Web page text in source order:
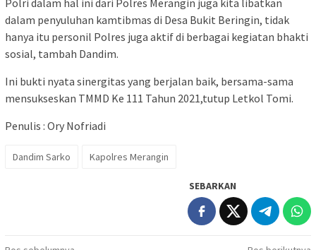
dalam penyuluhan kamtibmas di Desa Bukit Beringin, tidak
hanya itu personil Polres juga aktif di berbagai kegiatan bhakti
sosial, tambah Dandim.
Ini bukti nyata sinergitas yang berjalan baik, bersama-sama
mensukseskan TMMD Ke 111 Tahun 2021,tutup Letkol Tomi.
Penulis : Ory Nofriadi
Dandim Sarko Kapolres Merangin
SEBARKAN